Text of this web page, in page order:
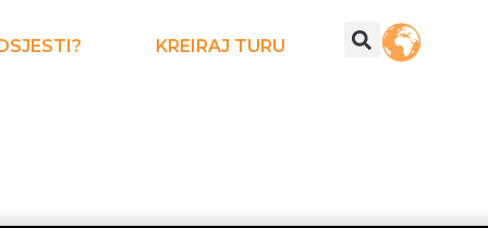
KREIRAJ TURU